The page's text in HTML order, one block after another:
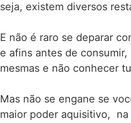
seja, existem diversos
E não é raro se deparar
e afins antes de
mesmas e não conhecer
Mas não se engane se
maior poder aquisitivo,